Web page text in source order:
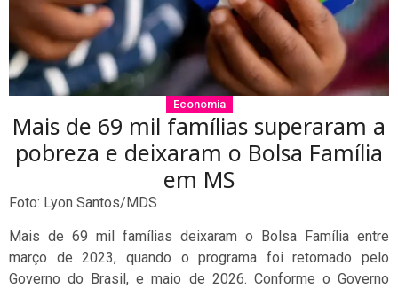
Economia
Mais de 69 mil famílias superaram a
pobreza e deixaram o Bolsa Família
em MS
Foto: Lyon Santos/MDS
Mais de 69 mil famílias deixaram o Bolsa Família entre
março de 2023, quando o programa foi retomado pelo
Governo do Brasil, e maio de 2026. Conforme o Governo